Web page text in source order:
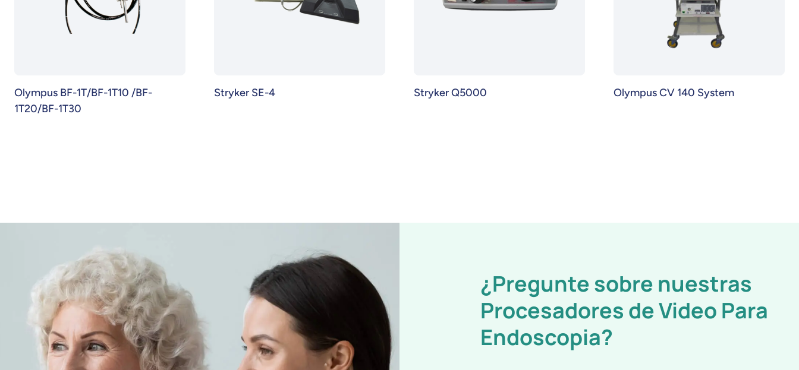
Olympus BF-1T/BF-1T10 /BF-
1T20/BF-1T30
Stryker SE-4 Stryker Q5000 Olympus CV 140 System
¿Pregunte sobre nuestras
Procesadores de Video Para
Endoscopia?